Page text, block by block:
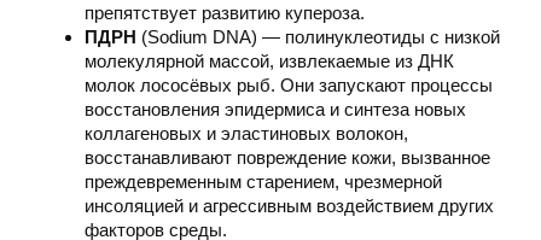
препятствует развитию купероза.
ПДРН (Sodium DNA) — полинуклеотиды с низкой
молекулярной массой, извлекаемые из ДНК
молок лососёвых рыб. Они запускают процессы
восстановления эпидермиса и синтеза новых
коллагеновых и эластиновых волокон,
восстанавливают повреждение кожи, вызванное
преждевременным старением, чрезмерной
инсоляцией и агрессивным воздействием других
факторов среды.